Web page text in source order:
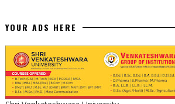
YOUR ADS HERE